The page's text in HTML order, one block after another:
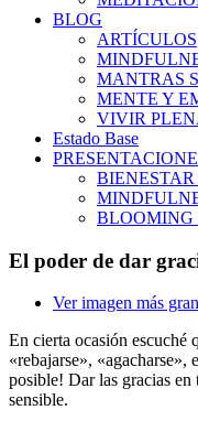
BLOG
ARTÍCULOS
MANTRAS
MENTE Y
VIVIR
Estado Base
BLOOMING
El poder de dar
Ver imagen más
En cierta ocasión escuché
«rebajarse», «agacharse»,
posible! Dar las gracias
sensible.